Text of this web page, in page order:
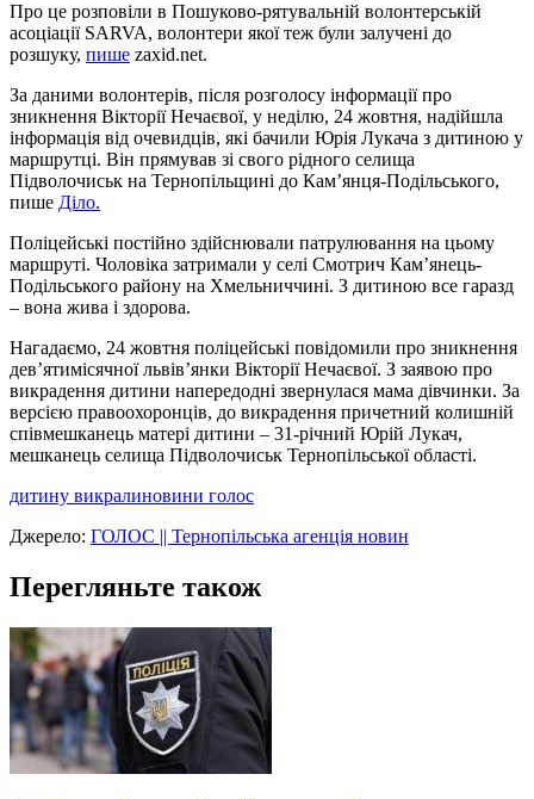
Про це розповіли в Пошуково-рятувальній волонтерській
асоціації SARVA, волонтери якої теж були залучені до
розшуку, пише zaxid.net.
За даними волонтерів, після розголосу інформації про
зникнення Вікторії Нечаєвої, у неділю, 24 жовтня, надійшла
інформація від очевидців, які бачили Юрія Лукача з дитиною у
маршрутці. Він прямував зі свого рідного селища
Підволочиськ на Тернопільщині до Кам’янця-Подільського,
пише Діло.
Поліцейські постійно здійснювали патрулювання на цьому
маршруті. Чоловіка затримали у селі Смотрич Кам’янець-
Подільського району на Хмельниччині. З дитиною все гаразд
– вона жива і здорова.
Нагадаємо, 24 жовтня поліцейські повідомили про зникнення
дев’ятимісячної львів’янки Вікторії Нечаєвої. З заявою про
викрадення дитини напередодні звернулася мама дівчинки. За
версією правоохоронців, до викрадення причетний колишній
співмешканець матері дитини – 31-річний Юрій Лукач,
мешканець селища Підволочиськ Тернопільської області.
дитину викралиновини голос
Джерело: ГОЛОС || Тернопільська агенція новин
Перегляньте також